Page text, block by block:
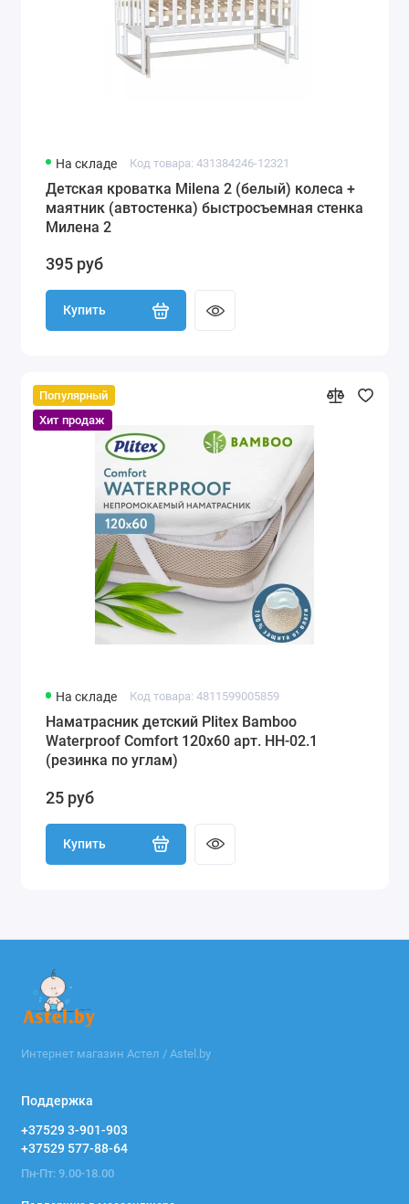
На складе Код товара: 431384246-12321
Детская кроватка Milena 2 (белый) колеса +
маятник (автостенка) быстросъемная стенка
Милена 2
395 руб
Купить
Популярный
Хит продаж
На складе Код товара: 4811599005859
Наматрасник детский Plitex Bamboo
Waterproof Comfort 120х60 арт. НН-02.1
(резинка по углам)
25 руб
Купить
Интернет магазин Астел / Astel.by
Поддержка
+37529 3-901-903
+37529 577-88-64
Пн-Пт: 9.00-18.00